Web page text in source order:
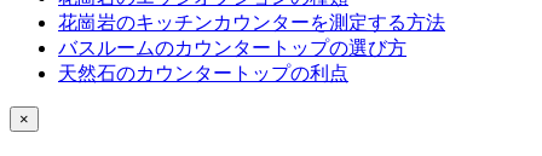
花崗岩のキッチンカウンターを測定する方法
バスルームのカウンタートップの選び方
天然石のカウンタートップの利点
×